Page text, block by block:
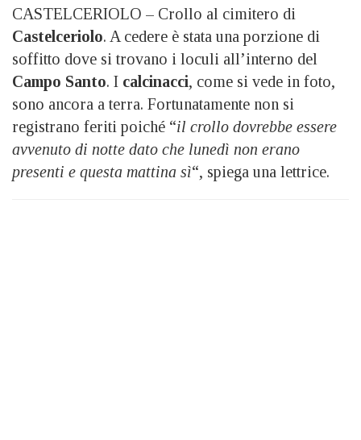
CASTELCERIOLO – Crollo al cimitero di
Castelceriolo. A cedere è stata una porzione di
soffitto dove si trovano i loculi all’interno del
Campo Santo. I calcinacci, come si vede in foto,
sono ancora a terra. Fortunatamente non si
registrano feriti poiché “il crollo dovrebbe essere
avvenuto di notte dato che lunedì non erano
presenti e questa mattina sì“, spiega una lettrice.